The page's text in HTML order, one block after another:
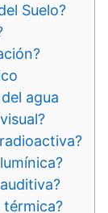
Suelo?
agua
térmica?